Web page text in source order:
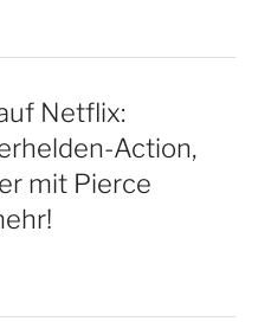
Netflix:
Action,
mit Pierce